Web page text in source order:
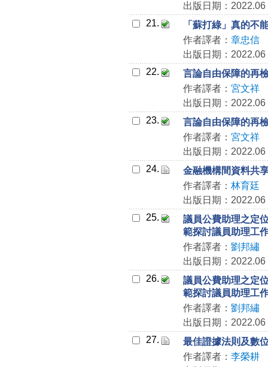
出版日期：2022.06
21.
「蘇打綠」真的不
作者譯者： 章忠信
出版日期：2022.06
22.
言論自由保障的再
作者譯者： 宮文祥
出版日期：2022.06
23.
言論自由保障的再
作者譯者： 宮文祥
出版日期：2022.06
24.
金融機構間資料共
作者譯者： 林育廷
出版日期：2022.06
25.
議員公費助理之定
範探討議員助理工
作者譯者： 劉邦繡
出版日期：2022.06
26.
議員公費助理之定
範探討議員助理工
作者譯者： 劉邦繡
出版日期：2022.06
27.
最佳證據法則及數
作者譯者： 李榮耕